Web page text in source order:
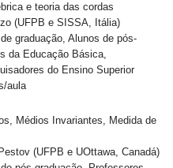
e teoria das cordas
(UFPB e SISSA, Itália)
graduação, Alunos de pós-
da Educação Básica,
do Ensino Superior
aula
Médios Invariantes, Medida de
(UFPB e UOttawa, Canadá)